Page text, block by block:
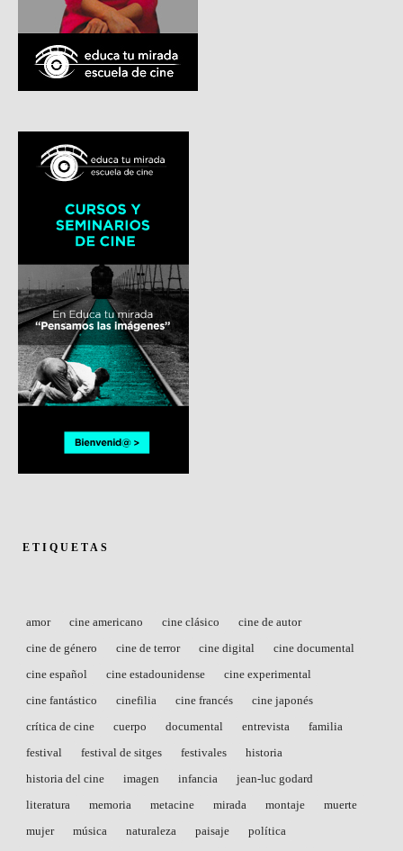
ETIQUETAS
amor cine americano cine clásico
cine de autor
cine de género
cine de terror cine digital
cine documental
cine español
cine estadounidense
cine experimental
cine fantástico
cinefilia cine francés
cine japonés
crítica de cine
cuerpo documental entrevista
familia
festival
festival de sitges festivales
historia
historia del cine
imagen infancia
jean-luc godard
literatura
memoria metacine mirada montaje
muerte
mujer
música naturaleza paisaje
política